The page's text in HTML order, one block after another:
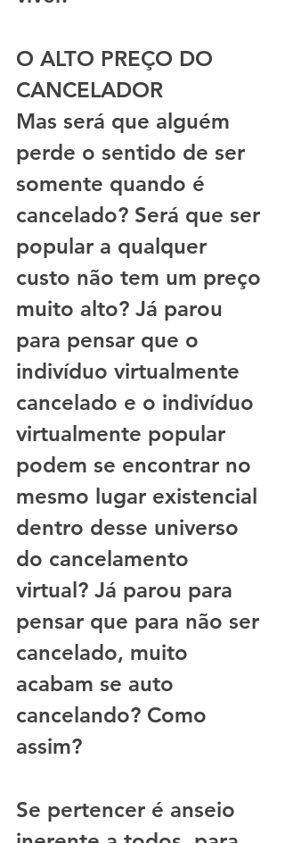
O ALTO PREÇO DO
CANCELADOR
Mas será que alguém
perde o sentido de ser
somente quando é
cancelado? Será que ser
popular a qualquer
custo não tem um preço
muito alto? Já parou
para pensar que o
indivíduo virtualmente
cancelado e o indivíduo
virtualmente popular
podem se encontrar no
mesmo lugar existencial
dentro desse universo
do cancelamento
virtual? Já parou para
pensar que para não ser
cancelado, muito
acabam se auto
cancelando? Como
assim?
Se pertencer é anseio